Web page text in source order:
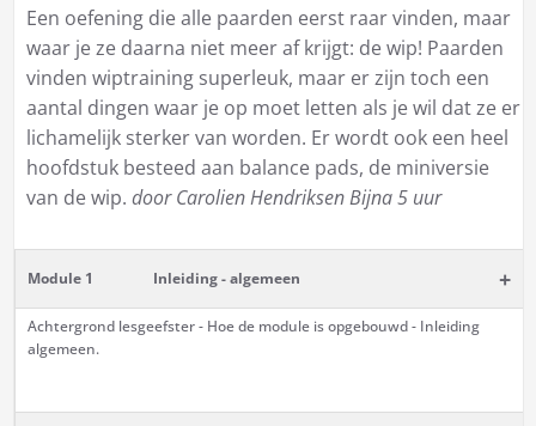
Een oefening die alle paarden eerst raar vinden, maar
waar je ze daarna niet meer af krijgt: de wip! Paarden
vinden wiptraining superleuk, maar er zijn toch een
aantal dingen waar je op moet letten als je wil dat ze er
lichamelijk sterker van worden. Er wordt ook een heel
hoofdstuk besteed aan balance pads, de miniversie
van de wip. door Carolien Hendriksen Bijna 5 uur
Module 1 Inleiding - algemeen +
Achtergrond lesgeefster - Hoe de module is opgebouwd - Inleiding
algemeen.